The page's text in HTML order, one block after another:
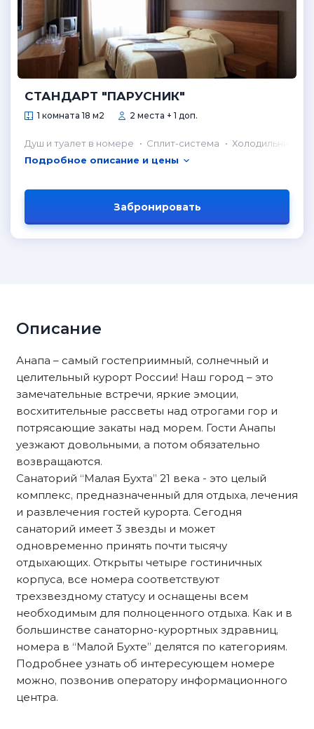
СТАНДАРТ "ПАРУСНИК"
1 комната 18 м2 2 места + 1 доп.
Душ и туалет в номере Сплит-система
Холодильник в
Подробное описание и цены
Забронировать
Описание
Анапа – самый гостеприимный, солнечный и
целительный курорт России! Наш город – это
замечательные встречи, яркие эмоции,
восхитительные рассветы над отрогами гор и
потрясающие закаты над морем. Гости Анапы
уезжают довольными, а потом обязательно
возвращаются.
Санаторий “Малая Бухта” 21 века - это целый
комплекс, предназначенный для отдыха, лечения
и развлечения гостей курорта. Сегодня
санаторий имеет 3 звезды и может
одновременно принять почти тысячу
отдыхающих. Открыты четыре гостиничных
корпуса, все номера соответствуют
трехзвездному статусу и оснащены всем
необходимым для полноценного отдыха. Как и в
большинстве санаторно-курортных здравниц,
номера в “Малой Бухте” делятся по категориям.
Подробнее узнать об интересующем номере
можно, позвонив оператору информационного
центра.